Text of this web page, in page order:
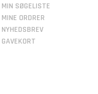
MIN SØGELISTE
MINE ORDRER
NYHEDSBREV
GAVEKORT